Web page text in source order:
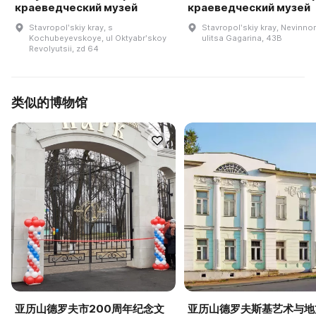
краеведческий музей
Stavropolʹskiy kray, s
Kochubeyevskoye, ul Oktyabrʹskoy
Revolyutsii, zd 64
краеведческий музей
Stavropolʹskiy kray,
ulitsa Gagarina, 43B
类似的博物馆
亚历山德罗夫市200周年纪念文
亚历山德罗夫斯基艺术与